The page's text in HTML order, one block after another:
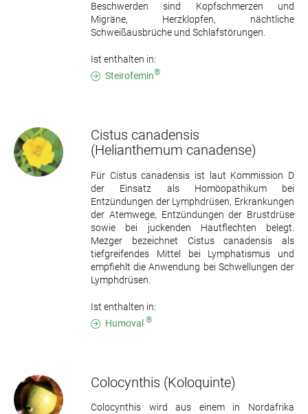
Beschwerden sind Kopfschmerzen und
Migräne, Herzklopfen, nächtliche
Schweißausbrüche und Schlafstörungen.
Ist enthalten in:
Steirofemin®
Cistus canadensis
(Helianthemum canadense)
Für Cistus canadensis ist laut Kommission D
der Einsatz als Homöopathikum bei
Entzündungen der Lymphdrüsen, Erkrankungen
der Atemwege, Entzündungen der Brustdrüse
sowie bei juckenden Hautflechten belegt.
Mezger bezeichnet Cistus canadensis als
tiefgreifendes Mittel bei Lymphatismus und
empfiehlt die Anwendung bei Schwellungen der
Lymphdrüsen.
Ist enthalten in:
Humoval ®
Colocynthis (Koloquinte)
Colocynthis wird aus einem in Nordafrika